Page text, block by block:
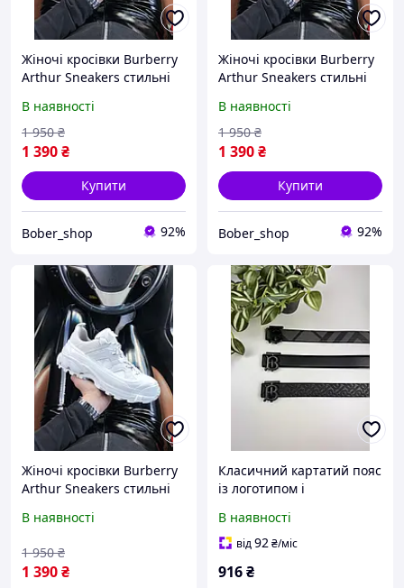
Жіночі кросівки Burberry
Arthur Sneakers стильні
Бербері 37
В наявності
1 390₴
1 950 ₴
Купити
Bober_shop 92%
Жіночі кросівки Burberry
Arthur Sneakers стильні
Бербері 38
В наявності
1 390₴
1 950 ₴
Купити
Bober_shop 92%
Жіночі кросівки Burberry
Arthur Sneakers стильні
Бербері 39
В наявності
1 390₴
1 950 ₴
Класичний картатий пояс
із логотипом і
Burberry Чорний
В наявності
від92₴/міс
916₴